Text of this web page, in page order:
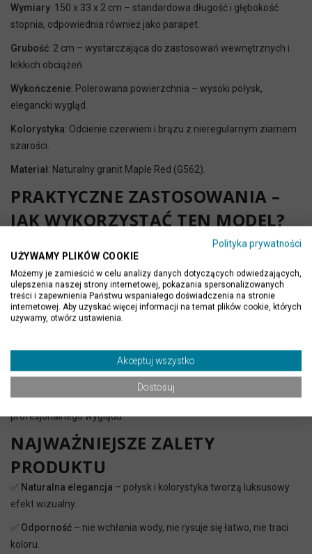
Wymiary: 150 x 33 x 2 cm – standardowa długość i głębokość
stopnia, odpowiednia również jako parapet.
Grubość: 2 cm – wystarczająca do zastosowań wewnętrznych i
lekkich obciążeń.
Wykończenie: Polerowana powierzchnia – wysoki połysk,
elegancki wygląd.
Kolorystyka: Odcienie czerwieni i brązu z nieregularnym ziarnem
szarości.
Materiał: Naturalny granit Maple Red (G562).
PRAKTYCZNE ZASTOSOWANIA –
JAK WYKORZYSTAĆ TEN MODEL?
Schody w apartamencie w stylu klasycznym
W stylowym mieszkaniu właściciele wykorzystali
granit G562do wykończenia schodów łączących dwa poziomy
apartamentu. Kamień nadał przestrzeni elegancji i ciepła, a przy
tym był odporny na codzienne użytkowanie.
Architekt wnętrz zaprojektowałparapety z polerowanego
w przestrzeni biurowej, by dodać jej
naturalnego akcentu i wprowadzić odrobinę koloru. Efekt?
Minimalistyczne wnętrze nabrało charakteru, bez utraty
profesjonalnego wyglądu.
NAJWAŻNIEJSZE ZALETY
PRODUKTU
✅ Naturalna elegancja – połysk i kolorystyka tworzą luksusowy
efekt wizualny.
✅ Odporność – nie wchłania wody, nie rysuje się łatwo, nie traci
koloru.
Polityka prywatności
UŻYWAMY PLIKÓW COOKIE
Możemy je zamieścić w celu analizy danych dotyczących odwiedzających,
ulepszenia naszej strony internetowej, pokazania spersonalizowanych
treści i zapewnienia Państwu wspaniałego doświadczenia na stronie
internetowej. Aby uzyskać więcej informacji na temat plików cookie, których
używamy, otwórz ustawienia.
Akceptuj wszystko
Dostosuj